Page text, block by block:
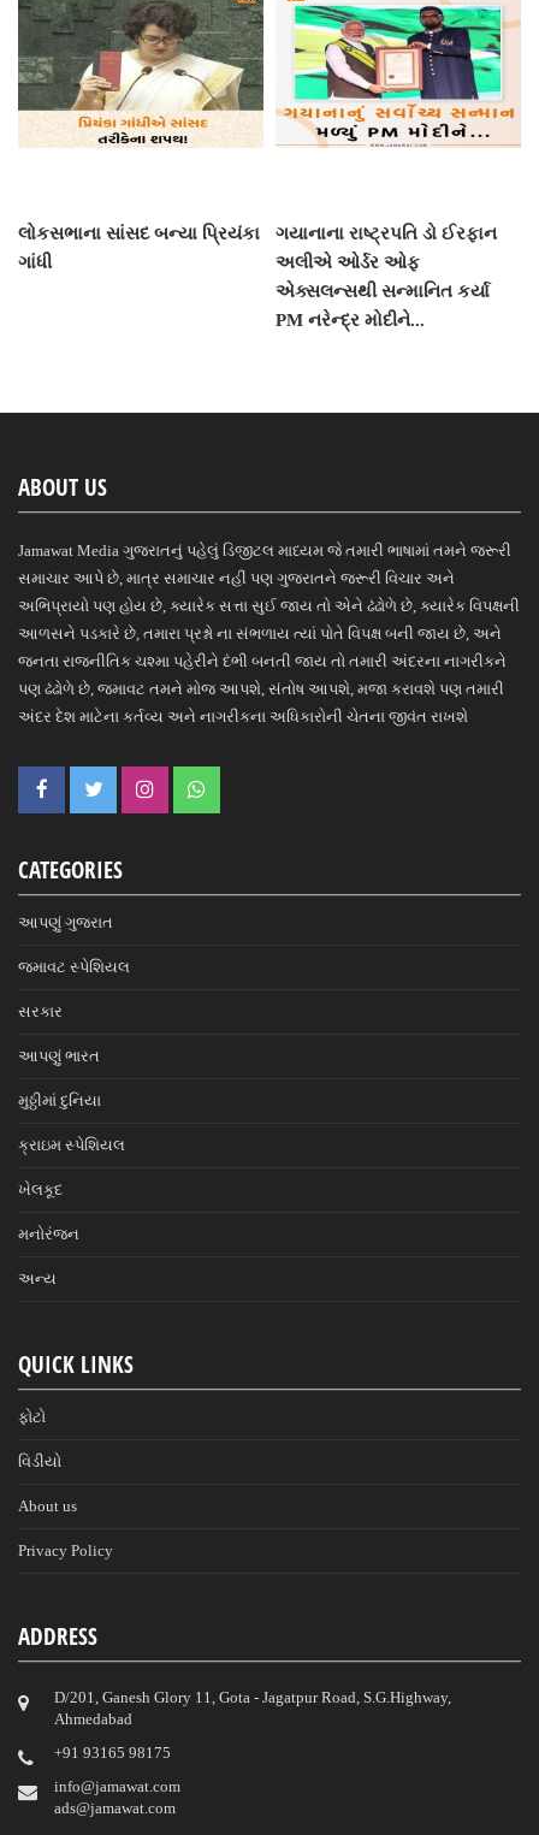
લોકસભાના સાંસદ બન્યા પ્રિયંકા
ગાંધી
ગયાનાના રાષ્ટ્રપતિ ડો ઈરફાન
અલીએ ઓર્ડર ઓફ
એક્સલન્સથી સન્માનિત કર્યા
PM નરેન્દ્ર મોદીને...
ABOUT US
Jamawat Media ગુજરાતનું પહેલું ડિજીટલ માધ્યમ જે તમારી ભાષામાં તમને જરૂરી
સમાચાર આપે છે, માત્ર સમાચાર નહીં પણ ગુજરાતને જરૂરી વિચાર અને
અભિપ્રાયો પણ હોય છે, ક્યારેક સત્તા સુઈ જાય તો એને ઢંઢોળે છે, ક્યારેક વિપક્ષની
આળસને પડકારે છે, તમારા પ્રશ્નો ના સંભળાય ત્યાં પોતે વિપક્ષ બની જાય છે, અને
જનતા રાજનીતિક ચશ્મા પહેરીને દંભી બનતી જાય તો તમારી અંદરના નાગરીકને
પણ ઢંઢોળે છે, જમાવટ તમને મોજ આપશે, સંતોષ આપશે, મજા કરાવશે પણ તમારી
અંદર દેશ માટેના કર્તવ્ય અને નાગરીકના અધિકારોની ચેતના જીવંત રાખશે
CATEGORIES
આપણું ગુજરાત
જમાવટ સ્પેશિયલ
સરકાર
આપણું ભારત
મુઠ્ઠીમાં દુનિયા
ક્રાઇમ સ્પેશિયલ
ખેલકૂદ
મનોરંજન
અન્ય
QUICK LINKS
ફોટો
વિડીયો
About us
Privacy Policy
ADDRESS
D/201, Ganesh Glory 11, Gota - Jagatpur Road, S.G.Highway,
Ahmedabad
‎+91 93165 98175
info@jamawat.com
ads@jamawat.com